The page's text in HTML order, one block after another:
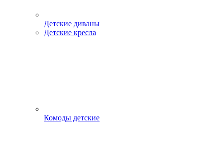
Детские диваны
Детские кресла
Комоды детские